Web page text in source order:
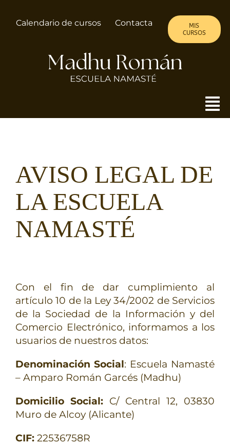
Calendario de cursos Contacta
MIS
CURSOS
ALMA DE MUJER
CURSOS
TERAPIAS
GRATIS
AVISO LEGAL DE
LA ESCUELA
NAMASTÉ
Con el fin de dar cumplimiento al
artículo 10 de la Ley 34/2002 de Servicios
de la Sociedad de la Información y del
Comercio Electrónico, informamos a los
usuarios de nuestros datos:
Denominación Social: Escuela Namasté
– Amparo Román Garcés (Madhu)
Domicilio Social: C/ Central 12, 03830
Muro de Alcoy (Alicante)
CIF: 22536758R